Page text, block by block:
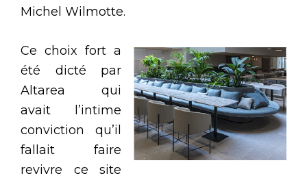
Michel Wilmotte.
Ce choix fort a
été dicté par
Altarea qui
avait l’intime
conviction qu’il
fallait faire
revivre ce site